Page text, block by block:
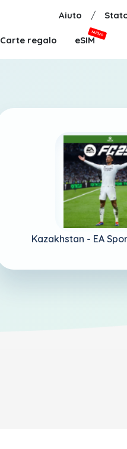
Aiuto /
Carte regalo eSIM
NUOVO
Kazakhstan - EA